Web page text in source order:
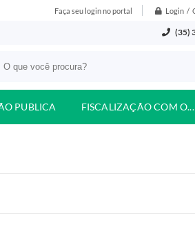
Faça seu login no portal Login /
(35)
PUBLICA FISCALIZAÇÃO COM O...